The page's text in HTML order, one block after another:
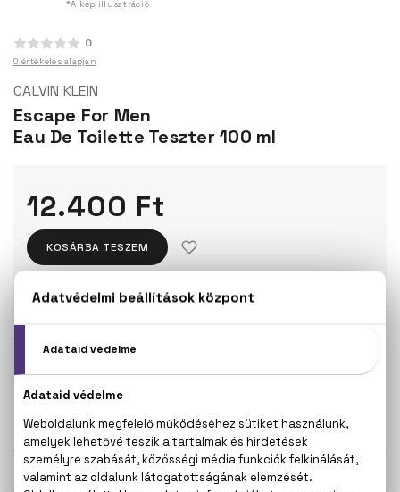
*A kép illusztráció
0
0 értékelés alapján
CALVIN KLEIN
Escape For Men
Eau De Toilette Teszter 100 ml
12.400 Ft
KOSÁRBA TESZEM
Törzsvásárlóknak csak:11.780 Ft
Teszter 100 ml
100 ml
KAPCSOLÓDÓ TERMÉKEK